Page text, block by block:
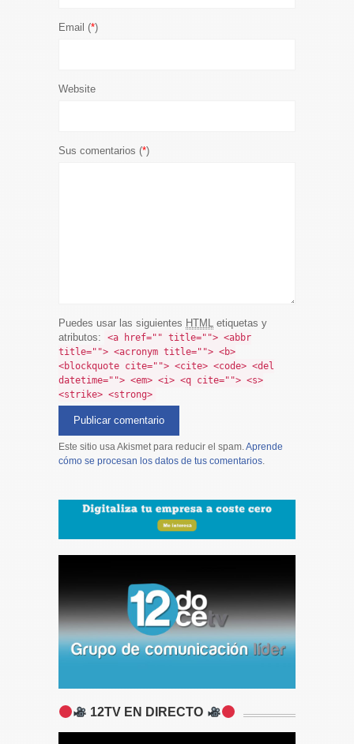
Email (*)
Website
Sus comentarios (*)
Puedes usar las siguientes HTML etiquetas y
atributos:
<a href="" title=""> <abbr
title=""> <acronym title=""> <b>
<blockquote cite=""> <cite> <code> <del
datetime=""> <em> <i> <q cite=""> <s>
<strike> <strong>
Este sitio usa Akismet para reducir el spam.Aprende
cómo se procesan los datos de tus comentarios.
12TV EN DIRECTO